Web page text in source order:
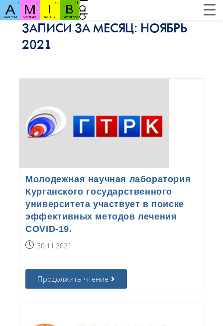
ЗАПИСИ ЗА МЕСЯЦ: НОЯБРЬ
2021
Молодежная научная лаборатория
Курганского государственного
университета участвует в поиске
эффективных методов лечения
COVID-19.
30.11.2021
Продолжить чтение